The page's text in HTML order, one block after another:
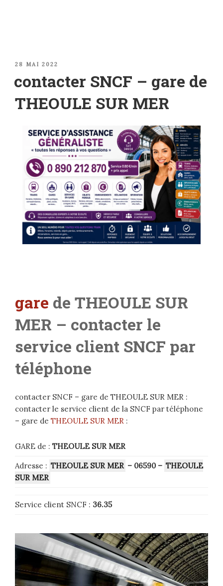
PUBLIÉ
28 MAI 2022
contacter SNCF – gare de
THEOULE SUR MER
gare de THEOULE SUR
MER – contacter le
service client SNCF par
téléphone
contacter SNCF – gare de THEOULE SUR MER :
contacter le service client de la SNCF par téléphone
– gare de THEOULE SUR MER :
GARE de : THEOULE SUR MER
Adresse : THEOULE SUR MER – 06590 – THEOULE
SUR MER
Service client SNCF : 36.35